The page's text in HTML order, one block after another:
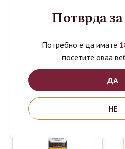
WHISKEY
Потврда
Потребно е да имате
посетите оваа
ДА
НЕ